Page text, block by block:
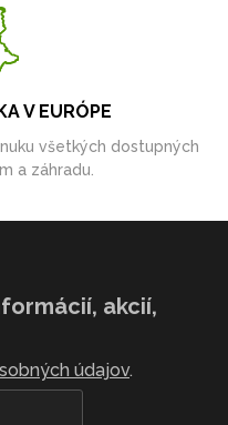
V EURÓPE
všetkých dostupných
a záhradu.
akcií,
údajov.